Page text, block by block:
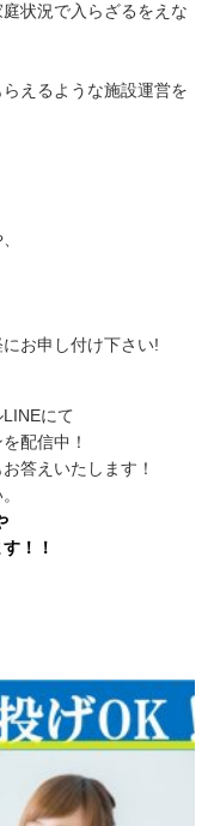
状況で入らざるをえな
えるような施設運営を
にお申し付け下さい!
にて
配信中！
答えいたします！
！！